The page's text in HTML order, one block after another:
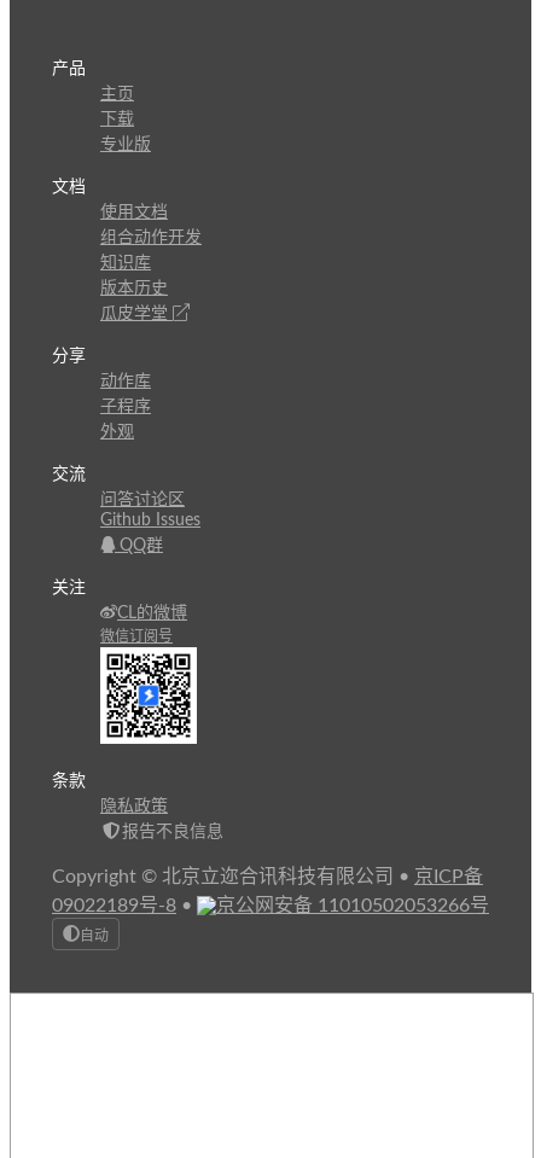
产品
主页
下载
专业版
文档
使用文档
组合动作开发
知识库
版本历史
瓜皮学堂
分享
动作库
子程序
外观
交流
问答讨论区
Github Issues
QQ群
关注
CL的微博
微信订阅号
条款
隐私政策
报告不良信息
Copyright © 北京立迩合讯科技有限公司 • 京ICP备
09022189号-8 • 京公网安备 11010502053266号
自动